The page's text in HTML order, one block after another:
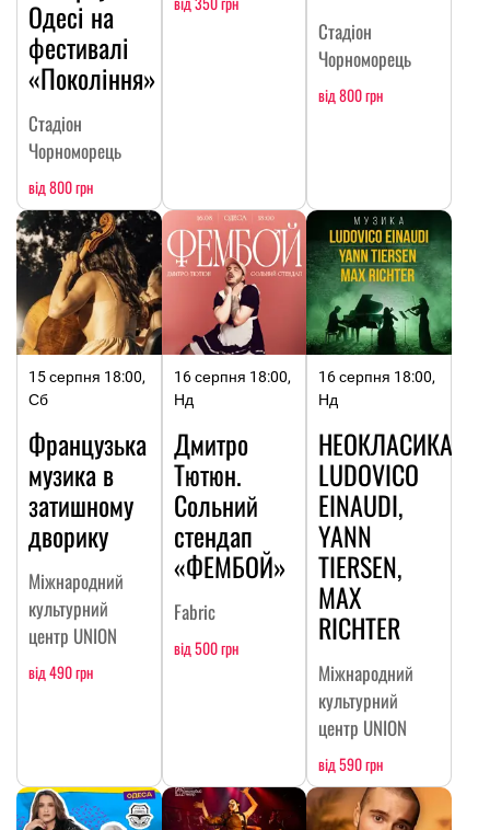
Одесі на
фестивалі
«Покоління»
Стадіон
Чорноморець
від 800 грн
Стадіон
Чорноморець
від 800 грн
15 серпня 18:00,
Сб
Французька
музика в
затишному
дворику
Міжнародний
культурний
центр UNION
від 490 грн
16 серпня 18:00,
Нд
Дмитро
Тютюн.
Сольний
стендап
«ФЕМБОЙ»
Fabric
від 500 грн
16 серпня 18:00,
Нд
НЕОКЛАСИКА:
LUDOVICO
EINAUDI,
YANN
TIERSEN,
MAX
RICHTER
Міжнародний
культурний
центр UNION
від 590 грн